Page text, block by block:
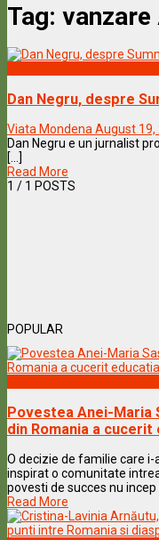
Tag: vanzare
Dan Negru, despre
Viata Mondena August 19,
Dan Negru e un jurnalist
[...]
Read More
1 / 1 POSTS
POPULAR
Povestea Anei-Maria
din Romania a cucerit
O decizie de familie care
inspirat o comunitate
povesti de succes nu incep
Read More